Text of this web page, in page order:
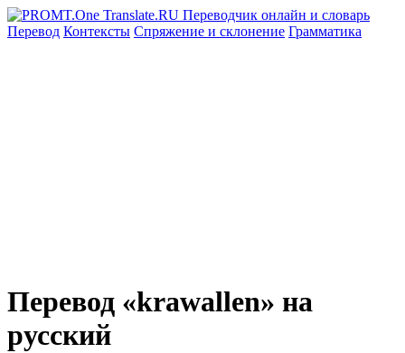
Перевод Контексты Спряжение и склонение Грамматика
Перевод «krawallen» на
русский